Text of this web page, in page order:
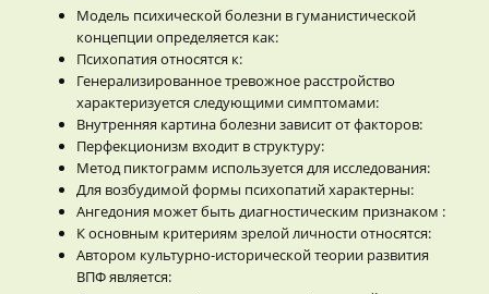
Модель психической болезни в гуманистической
концепции определяется как:
Психопатия относятся к:
Генерализированное тревожное расстройство
характеризуется следующими симптомами:
Внутренняя картина болезни зависит от факторов:
Перфекционизм входит в структуру:
Метод пиктограмм используется для исследования:
Для возбудимой формы психопатий характерны:
Ангедония может быть диагностическим признаком :
К основным критериям зрелой личности относятся:
Автором культурно-исторической теории развития
ВПФ является: